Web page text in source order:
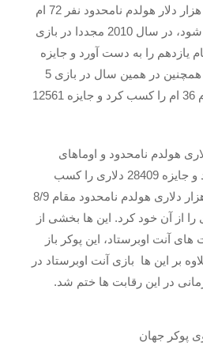
است در سال 2010 در بازی 52 هزار دلار هولدم نامحدود نفر 72 ام
بشود و 10497 دلار جایزه برنده شود، در سال 2010 مجددا در بازی
یازدهم را به دست آورد و جایزه
13654 دلاری را به دست آورد و همچنین در همین سال در بازی 5
هزار دلاری اوماهای محدود مقام 36 ام را کسب کرد و جایزه 12561
در بازی 3 هزار دلاری هولدم نامحدود و اوماهای
محدود مقام هشتم را کسب کرد و جایزه 28409 دلاری را کسب
کرد. در سال 2013 در بازی 10 هزار دلاری هولدم نامحدود مقام 8/9
کرد و 71053 دلاری را از آن خود کرد. این ها بخشی از
آنت اوبرستاد، این پوکر باز
بر این ها بازی آنت اوبرستاد در